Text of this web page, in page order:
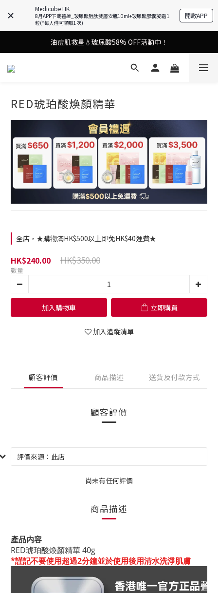
Medicube HK
8月APP下載禮🎁_玻尿酸胜肽雙層安瓶10ml+玻尿酸膠囊凝霜 1
粒(*每人僅可領取1次)
開啟APP
9in1多功能美容儀🌸護膚效果UP！
9in1多功能美容儀🌸護膚效果UP！
油痘肌救星💧玻尿酸58% OFF活動中！
果凍噴霧！一噴即現美白光透肌✨
9in1多功能美容儀🌸護膚效果UP！
RED琥珀酸煥顏精華
全店，★購物滿HK$500以上即免HK$40運費★
HK$240.00 HK$350.00
數量
加入購物車 立即購買
加入追蹤清單
顧客評價 商品描述 送貨及付款方式
顧客評價
尚未有任何評價
商品描述
產品内容
RED琥珀酸煥顏精華 40g
*謹記不要使用超過2分鐘並於使用後用清水洗淨肌膚